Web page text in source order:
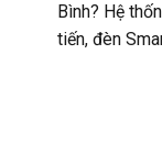
Bình? Hệ
tiến, đèn